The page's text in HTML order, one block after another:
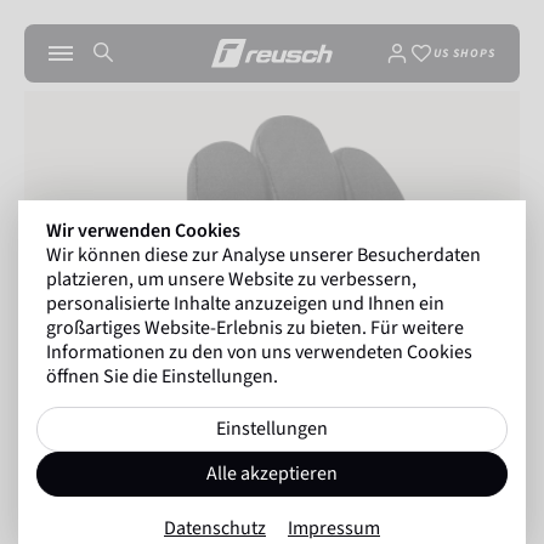
US SHOPS
Wir verwenden Cookies
Wir können diese zur Analyse unserer Besucherdaten
platzieren, um unsere Website zu verbessern,
personalisierte Inhalte anzuzeigen und Ihnen ein
großartiges Website-Erlebnis zu bieten. Für weitere
Informationen zu den von uns verwendeten Cookies
öffnen Sie die Einstellungen.
Einstellungen
Alle akzeptieren
Datenschutz Impressum